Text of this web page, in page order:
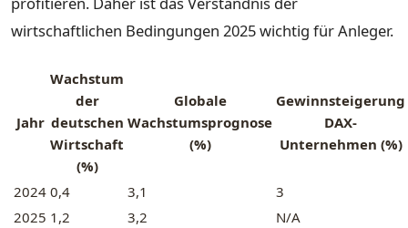
wirtschaftlichen Bedingungen 2025 wichtig für Anleger.
Jahr
Wachstum
der
deutschen
Wirtschaft
(%)
Globale
Wachstumsprognose
(%)
Gewinnsteigerung
DAX-
Unternehmen (%)
2024 0,4 3,1
3
2025 1,2 3,2 N/A